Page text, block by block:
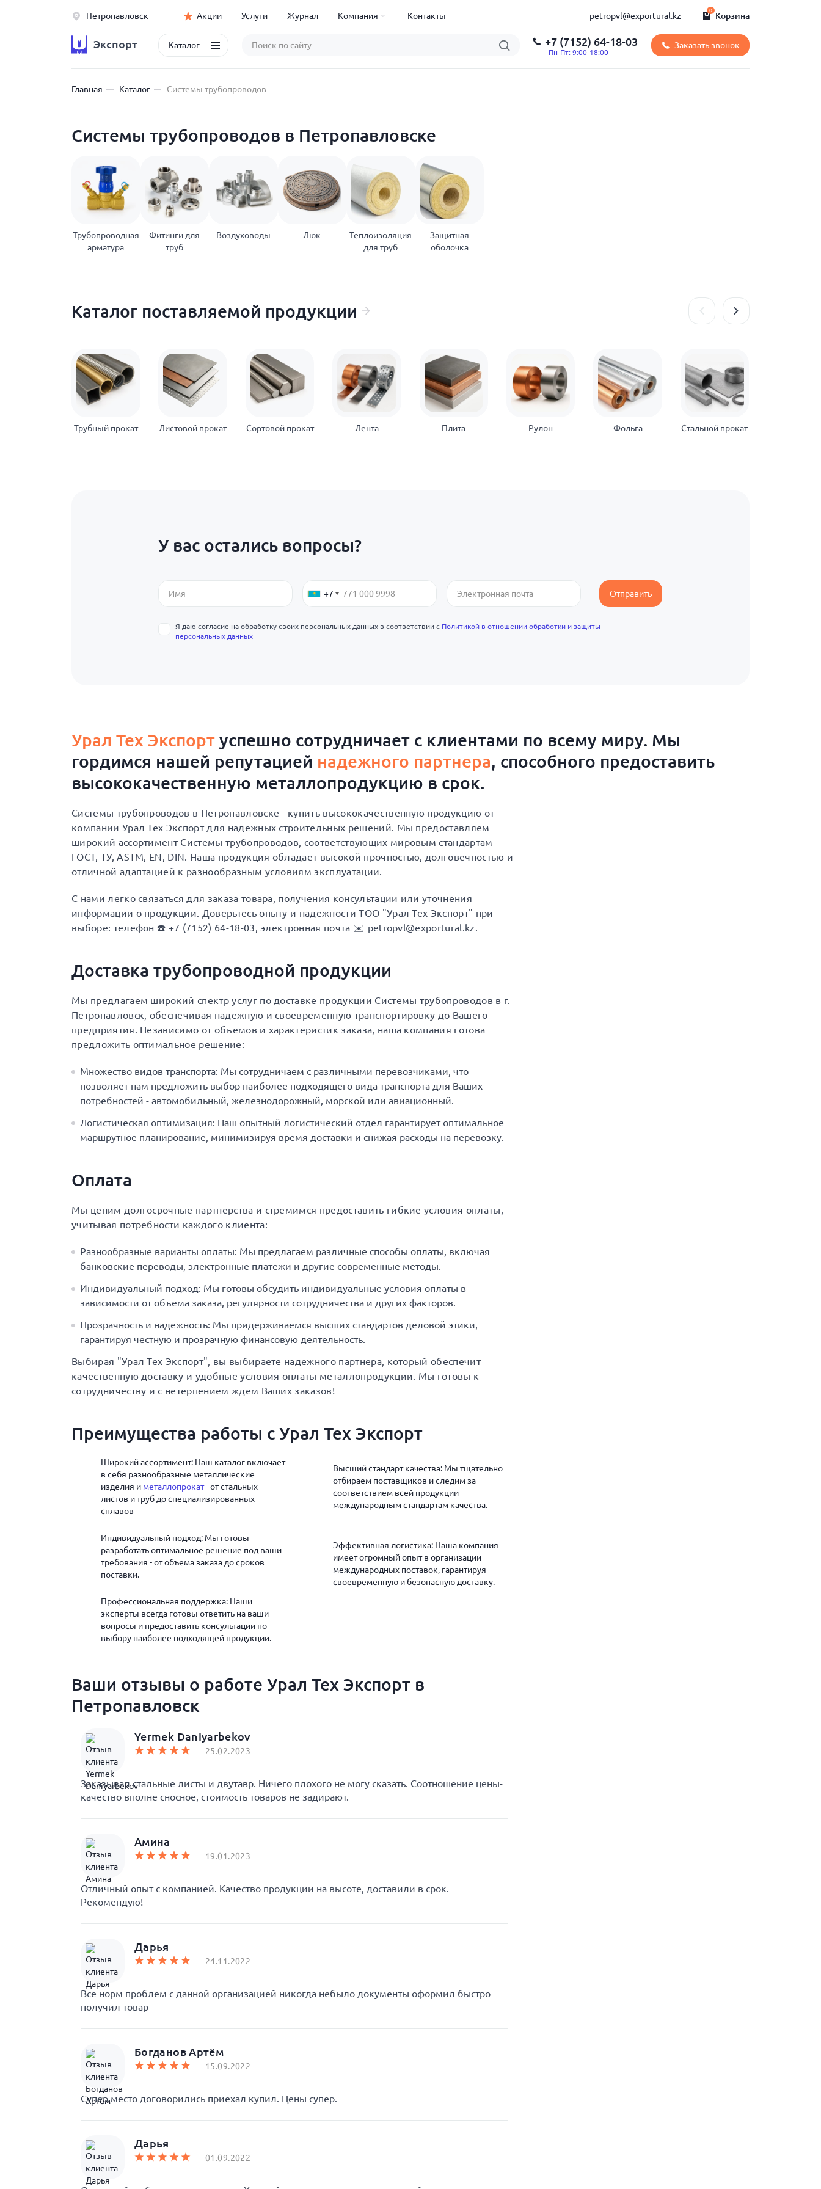
Петропавловск Акции Услуги Журнал Компания Контакты petropvl@exportural.kz Корзина
0
Экспорт Каталог +7 (7152) 64-18-03
Пн-Пт: 9:00-18:00
Заказать звонок
Главная Каталог Системы трубопроводов
Системы трубопроводов в Петропавловске
Трубопроводная
арматура
Фитинги для
труб
Воздуховоды Люк
Теплоизоляция
для труб
Защитная
оболочка
Каталог поставляемой продукции
Трубный прокат Листовой прокат Сортовой прокат Лента Плита Рулон Фольга Стальной прокат
У вас остались вопросы?
+7 Отправить
Я даю согласие на обработку своих персональных данных в соответствии с Политикой в отношении обработки и защиты
персональных данных
Урал Тех Экспорт успешно сотрудничает с клиентами по всему миру. Мы
гордимся нашей репутацией надежного партнера, способного предоставить
высококачественную металлопродукцию в срок.
Системы трубопроводов в Петропавловске - купить высококачественную продукцию от
компании Урал Тех Экспорт для надежных строительных решений. Мы предоставляем
широкий ассортимент Системы трубопроводов, соответствующих мировым стандартам
ГОСТ, ТУ, ASTM, EN, DIN. Наша продукция обладает высокой прочностью, долговечностью и
отличной адаптацией к разнообразным условиям эксплуатации.
С нами легко связаться для заказа товара, получения консультации или уточнения
информации о продукции. Доверьтесь опыту и надежности ТОО "Урал Тех Экспорт" при
выборе: телефон ☎️ +7 (7152) 64-18-03, электронная почта ✉️ petropvl@exportural.kz.
Доставка трубопроводной продукции
Мы предлагаем широкий спектр услуг по доставке продукции Системы трубопроводов в г.
Петропавловск, обеспечивая надежную и своевременную транспортировку до Вашего
предприятия. Независимо от объемов и характеристик заказа, наша компания готова
предложить оптимальное решение:
Множество видов транспорта: Мы сотрудничаем с различными перевозчиками, что
позволяет нам предложить выбор наиболее подходящего вида транспорта для Ваших
потребностей - автомобильный, железнодорожный, морской или авиационный.
Логистическая оптимизация: Наш опытный логистический отдел гарантирует оптимальное
маршрутное планирование, минимизируя время доставки и снижая расходы на перевозку.
Оплата
Мы ценим долгосрочные партнерства и стремимся предоставить гибкие условия оплаты,
учитывая потребности каждого клиента:
Разнообразные варианты оплаты: Мы предлагаем различные способы оплаты, включая
банковские переводы, электронные платежи и другие современные методы.
Индивидуальный подход: Мы готовы обсудить индивидуальные условия оплаты в
зависимости от объема заказа, регулярности сотрудничества и других факторов.
Прозрачность и надежность: Мы придерживаемся высших стандартов деловой этики,
гарантируя честную и прозрачную финансовую деятельность.
Выбирая "Урал Тех Экспорт", вы выбираете надежного партнера, который обеспечит
качественную доставку и удобные условия оплаты металлопродукции. Мы готовы к
сотрудничеству и с нетерпением ждем Ваших заказов!
Преимущества работы с Урал Тех Экспорт
Широкий ассортимент: Наш каталог включает
в себя разнообразные металлические
изделия и металлопрокат- от стальных
листов и труб до специализированных
сплавов
Высший стандарт качества: Мы тщательно
отбираем поставщиков и следим за
соответствием всей продукции
международным стандартам качества.
Индивидуальный подход: Мы готовы
разработать оптимальное решение под ваши
требования - от объема заказа до сроков
поставки.
Эффективная логистика: Наша компания
имеет огромный опыт в организации
международных поставок, гарантируя
своевременную и безопасную доставку.
Профессиональная поддержка: Наши
эксперты всегда готовы ответить на ваши
вопросы и предоставить консультации по
выбору наиболее подходящей продукции.
Ваши отзывы о работе Урал Тех Экспорт в
Петропавловск
Yermek Daniyarbekov
25.02.2023
Заказывал стальные листы и двутавр. Ничего плохого не могу сказать. Соотношение цены-
качество вполне сносное, стоимость товаров не задирают.
Амина
19.01.2023
Отличный опыт с компанией. Качество продукции на высоте, доставили в срок.
Рекомендую!
Дарья
24.11.2022
Все норм проблем с данной организацией никогда небыло документы оформил быстро
получил товар
Богданов Артём
15.09.2022
Супер место договорились приехал купил. Цены супер.
Дарья
01.09.2022